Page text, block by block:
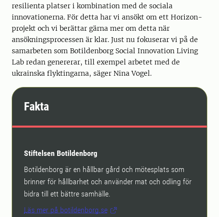
resilienta platser i kombination med de sociala
innovationerna. För detta har vi ansökt om ett Horizon-
projekt och vi berättar gärna mer om detta när
ansökningsprocessen är klar. Just nu fokuserar vi på de
samarbeten som Botildenborg Social Innovation Living
Lab redan genererar, till exempel arbetet med de
ukrainska flyktingarna, säger Nina Vogel.
Fakta
Stiftelsen Botildenborg
Botildenborg är en hållbar gård och mötesplats som
brinner för hållbarhet och använder mat och odling för
bidra till ett bättre samhälle.
Läs mer på botildenborg.se